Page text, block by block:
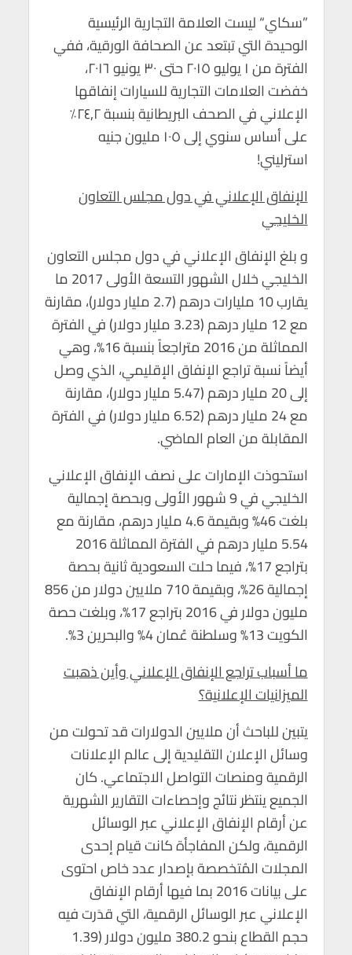
”سكاي“ ليست العلامة التجارية الرئيسية
الوحيدة التي تبتعد عن الصحافة الورقية، ففي
الفترة من ١ يوليو ٢٠١٥ حتى ٣٠ يونيو ٢٠١٦،
خفضت العلامات التجارية للسيارات إنفاقها
الإعلاني في الصحف البريطانية بنسبة ٢٤,٢٪
على أساس سنوي إلى ١٠٥ مليون جنيه
استرليني!
الإنفاق الإعلاني في دول مجلس التعاون
الخليجي
و بلغ الإنفاق الإعلاني في دول مجلس التعاون
الخليجي خلال الشهور التسعة الأولى 2017 ما
يقارب 10 مليارات درهم (2.7 مليار دولار)، مقارنة
مع 12 مليار درهم (3.23 مليار دولار) في الفترة
المماثلة من 2016 متراجعاً بنسبة 16%، وهي
أيضاً نسبة تراجع الإنفاق الإقليمي، الذي وصل
إلى 20 مليار درهم (5.47 مليار دولار)، مقارنة
مع 24 مليار درهم (6.52 مليار دولار) في الفترة
المقابلة من العام الماضي.
استحوذت الإمارات على نصف الإنفاق الإعلاني
الخليجي في 9 شهور الأولى وبحصة إجمالية
بلغت 46% وبقيمة 4.6 مليار درهم، مقارنة مع
5.54 مليار درهم في الفترة المماثلة 2016
بتراجع 17%، فيما حلت السعودية ثانية بحصة
إجمالية 26%، وبقيمة 710 ملايين دولار من 856
مليون دولار في 2016 بتراجع 17%، وبلغت حصة
الكويت 13% وسلطنة عُمان 4% والبحرين 3%.
ما أسباب تراجع الإنفاق الإعلاني وأين ذهبت
الميزانيات الإعلانية؟
يتبين للباحث أن ملايين الدولارات قد تحولت من
وسائل الإعلان التقليدية إلى عالم الإعلانات
الرقمية ومنصات التواصل الاجتماعي. كان
الجميع ينتظر نتائج وإحصاءات التقارير الشهرية
عن أرقام الإنفاق الإعلاني عبر الوسائل
الرقمية، ولكن المفاجأة كانت قيام إحدى
المجلات المُتخصصة بإصدار عدد خاص احتوى
على بيانات 2016 بما فيها أرقام الإنفاق
الإعلاني عبر الوسائل الرقمية، التي قدَرت فيه
حجم القطاع بنحو 380.2 مليون دولار (1.39